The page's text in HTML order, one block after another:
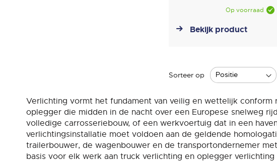
Op voorraad
Bekijk product
Sorteer op
Verlichting vormt het fundament van veilig en wettelijk
oplegger die midden in de nacht over een Europese snelweg
volledige carrosseriebouw, of een werkvoertuig dat in een
verlichtingsinstallatie moet voldoen aan de geldende
trailerbouwer, de wagenbouwer en de transportondernemer
basis voor elk werk aan truck verlichting en oplegger verlichting